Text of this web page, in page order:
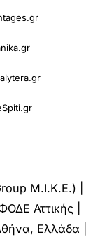
Μ.Ι.Κ.Ε.) |
Αττικής |
Ελλάδα |